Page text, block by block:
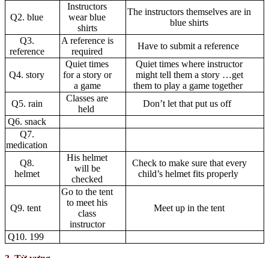
Q2. blue
Instructors
wear blue
shirts
The instructors themselves are in
blue shirts
Q3.
reference
A reference is
required
Have to submit a reference
Q4. story
Quiet times
for a story or
a game
Quiet times where instructor
might tell them a story …get
them to play a game together
Q5. rain
Classes are
held
Don’t let that put us off
Q6. snack
Q7.
medication
Q8.
helmet
His helmet
will be
checked
Check to make sure that every
child’s helmet fits properly
Q9. tent
Go to the tent
to meet his
class
instructor
Meet up in the tent
Q10. 199